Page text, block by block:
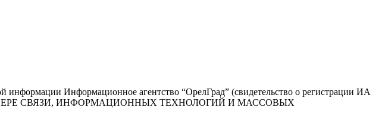
Информационное агентство “ОрелГрад” (свидетельство о регистрации ИА
СФЕРЕ СВЯЗИ, ИНФОРМАЦИОННЫХ ТЕХНОЛОГИЙ И МАССОВЫХ